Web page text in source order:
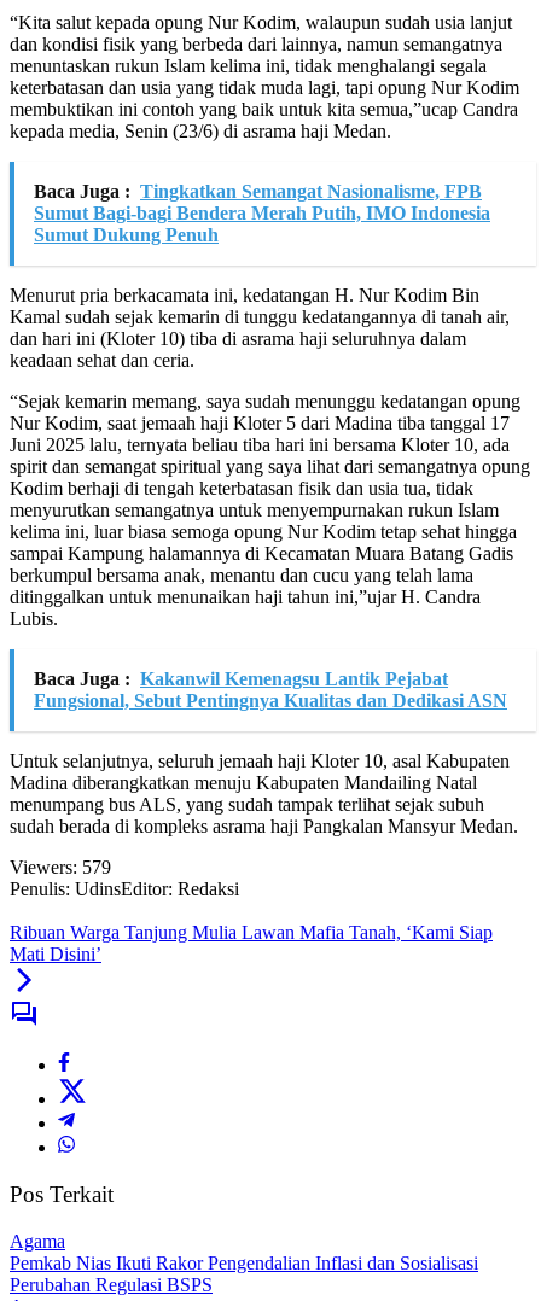
“Kita salut kepada opung Nur Kodim, walaupun sudah usia lanjut
dan kondisi fisik yang berbeda dari lainnya, namun semangatnya
menuntaskan rukun Islam kelima ini, tidak menghalangi segala
keterbatasan dan usia yang tidak muda lagi, tapi opung Nur Kodim
membuktikan ini contoh yang baik untuk kita semua,”ucap Candra
kepada media, Senin (23/6) di asrama haji Medan.
Baca Juga : Tingkatkan Semangat Nasionalisme, FPB
Sumut Bagi-bagi Bendera Merah Putih, IMO Indonesia
Sumut Dukung Penuh
Menurut pria berkacamata ini, kedatangan H. Nur Kodim Bin
Kamal sudah sejak kemarin di tunggu kedatangannya di tanah air,
dan hari ini (Kloter 10) tiba di asrama haji seluruhnya dalam
keadaan sehat dan ceria.
“Sejak kemarin memang, saya sudah menunggu kedatangan opung
Nur Kodim, saat jemaah haji Kloter 5 dari Madina tiba tanggal 17
Juni 2025 lalu, ternyata beliau tiba hari ini bersama Kloter 10, ada
spirit dan semangat spiritual yang saya lihat dari semangatnya opung
Kodim berhaji di tengah keterbatasan fisik dan usia tua, tidak
menyurutkan semangatnya untuk menyempurnakan rukun Islam
kelima ini, luar biasa semoga opung Nur Kodim tetap sehat hingga
sampai Kampung halamannya di Kecamatan Muara Batang Gadis
berkumpul bersama anak, menantu dan cucu yang telah lama
ditinggalkan untuk menunaikan haji tahun ini,”ujar H. Candra
Lubis.
Baca Juga : Kakanwil Kemenagsu Lantik Pejabat
Fungsional, Sebut Pentingnya Kualitas dan Dedikasi ASN
Untuk selanjutnya, seluruh jemaah haji Kloter 10, asal Kabupaten
Madina diberangkatkan menuju Kabupaten Mandailing Natal
menumpang bus ALS, yang sudah tampak terlihat sejak subuh
sudah berada di kompleks asrama haji Pangkalan Mansyur Medan.
Viewers: 579
Penulis: UdinsEditor: Redaksi
Ribuan Warga Tanjung Mulia Lawan Mafia Tanah, ‘Kami Siap
Mati Disini’
Pos Terkait
Agama
Pemkab Nias Ikuti Rakor Pengendalian Inflasi dan Sosialisasi
Perubahan Regulasi BSPS